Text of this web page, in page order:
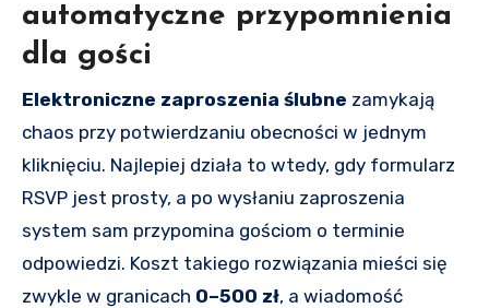
automatyczne przypomnienia
dla gości
Elektroniczne zaproszenia ślubne zamykają
chaos przy potwierdzaniu obecności w jednym
kliknięciu. Najlepiej działa to wtedy, gdy formularz
RSVP jest prosty, a po wysłaniu zaproszenia
system sam przypomina gościom o terminie
odpowiedzi. Koszt takiego rozwiązania mieści się
zwykle w granicach 0–500 zł, a wiadomość